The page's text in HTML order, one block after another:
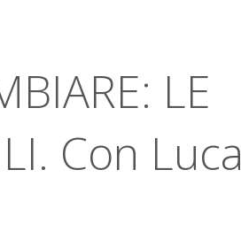
LE
Con Luca